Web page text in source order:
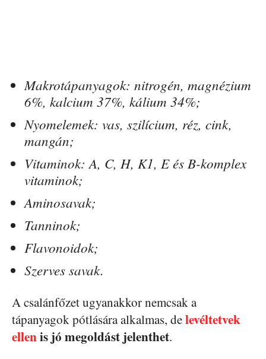
Makrotápanyagok: nitrogén, magnézium
6%, kalcium 37%, kálium 34%;
Nyomelemek: vas, szilícium, réz, cink,
mangán;
Vitaminok: A, C, H, K1, E és B-komplex
vitaminok;
Aminosavak;
Tanninok;
Flavonoidok;
Szerves savak.
A csalánfőzet ugyanakkor nemcsak a
tápanyagok pótlására alkalmas, delevéltetvek
ellenis jó megoldást jelenthet.